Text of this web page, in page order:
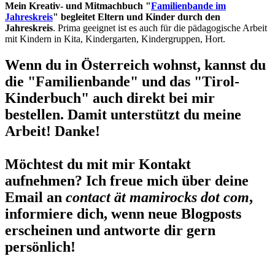
Mein Kreativ- und Mitmachbuch "Familienbande im
Jahreskreis" begleitet Eltern und Kinder durch den
Jahreskreis. Prima geeignet ist es auch für die pädagogische Arbeit
mit Kindern in Kita, Kindergarten, Kindergruppen, Hort.
Wenn du in Österreich wohnst, kannst du
die "Familienbande" und das "Tirol-
Kinderbuch" auch direkt bei mir
bestellen. Damit unterstützt du meine
Arbeit! Danke!
Möchtest du mit mir Kontakt
aufnehmen? Ich freue mich über deine
Email an contact ät mamirocks dot com,
informiere dich, wenn neue Blogposts
erscheinen und antworte dir gern
persönlich!